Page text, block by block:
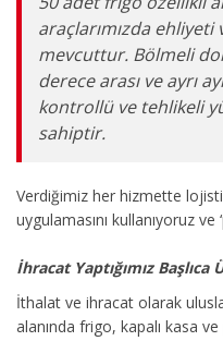
araçlarımızda
mevcuttur. Bölmeli
derece arası ve ayrı
kontrollü ve tehlikeli
sahiptir.
Verdiğimiz her hizmette
uygulamasını kullanıyoruz
İhracat Yaptığımız Başlıca
İthalat ve ihracat olarak
alanında frigo, kapalı kasa ve